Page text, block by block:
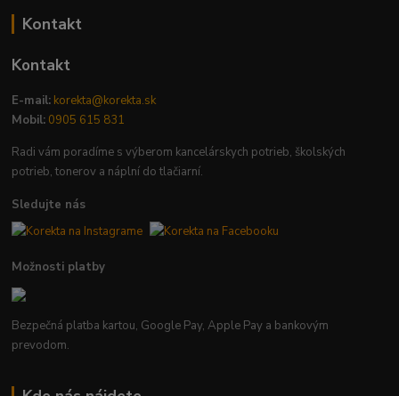
Kontakt
Kontakt
E-mail: korekta@korekta.sk
Mobil: 0905 615 831
Radi vám poradíme s výberom kancelárskych potrieb, školských
potrieb, tonerov a náplní do tlačiarní.
Sledujte nás
Možnosti platby
Bezpečná platba kartou, Google Pay, Apple Pay a bankovým
prevodom.